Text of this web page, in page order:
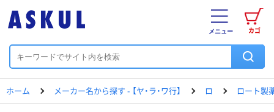
カゴ
メニュー
ホーム メーカー名から探す - 【ヤ・ラ・ワ行】 ロ ロート製